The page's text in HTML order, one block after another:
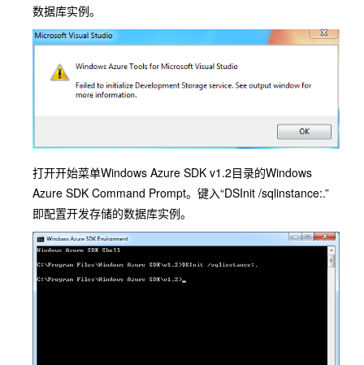
数据库实例。
打开开始菜单Windows Azure SDK v1.2目录的Windows
Azure SDK Command Prompt。键入“DSInit /sqlinstance:.”
即配置开发存储的数据库实例。